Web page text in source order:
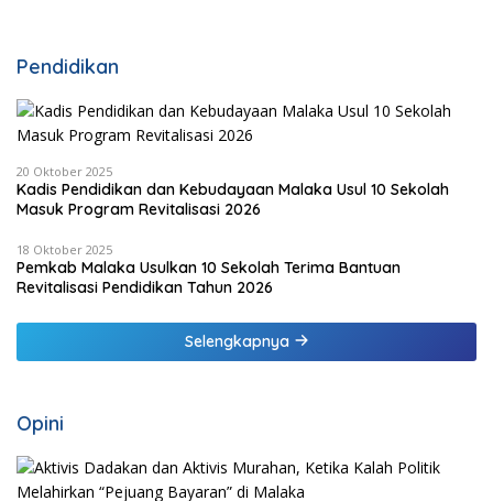
Pendidikan
20 Oktober 2025
Kadis Pendidikan dan Kebudayaan Malaka Usul 10 Sekolah
Masuk Program Revitalisasi 2026
18 Oktober 2025
Pemkab Malaka Usulkan 10 Sekolah Terima Bantuan
Revitalisasi Pendidikan Tahun 2026
Selengkapnya
Opini